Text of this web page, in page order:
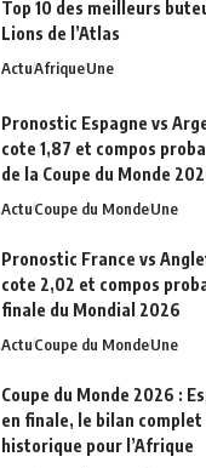
Top 10 des meilleurs
Lions de l’Atlas
ActuAfriqueUne
Pronostic Espagne vs
cote 1,87 et compos
de la Coupe du Monde
ActuCoupe du MondeUne
Pronostic France vs
cote 2,02 et compos
finale du Mondial 2026
ActuCoupe du MondeUne
Coupe du Monde 2026 :
en finale, le bilan complet
historique pour l’Afrique